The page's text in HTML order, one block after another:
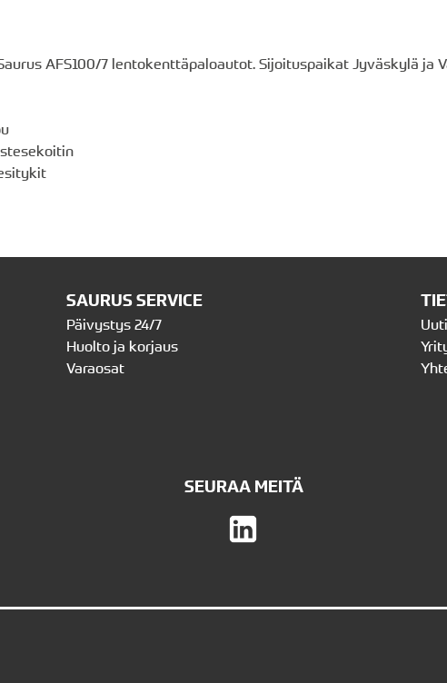
AFS100/7 lentokenttäpaloautot. Sijoituspaikat Jyväskylä ja
SAURUS SERVICE
Päivystys 24/7
Huolto ja korjaus
Varaosat
SEURAA MEITÄ